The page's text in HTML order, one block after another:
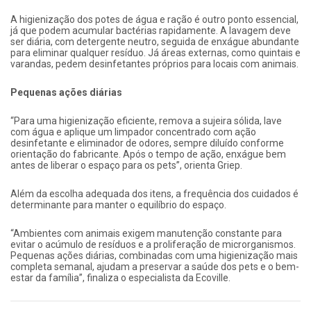
A higienização dos potes de água e ração é outro ponto essencial,
já que podem acumular bactérias rapidamente. A lavagem deve
ser diária, com detergente neutro, seguida de enxágue abundante
para eliminar qualquer resíduo. Já áreas externas, como quintais e
varandas, pedem desinfetantes próprios para locais com animais.
Pequenas ações diárias
“Para uma higienização eficiente, remova a sujeira sólida, lave
com água e aplique um limpador concentrado com ação
desinfetante e eliminador de odores, sempre diluído conforme
orientação do fabricante. Após o tempo de ação, enxágue bem
antes de liberar o espaço para os pets”, orienta Griep.
Além da escolha adequada dos itens, a frequência dos cuidados é
determinante para manter o equilíbrio do espaço.
“Ambientes com animais exigem manutenção constante para
evitar o acúmulo de resíduos e a proliferação de microrganismos.
Pequenas ações diárias, combinadas com uma higienização mais
completa semanal, ajudam a preservar a saúde dos pets e o bem-
estar da família”, finaliza o especialista da Ecoville.